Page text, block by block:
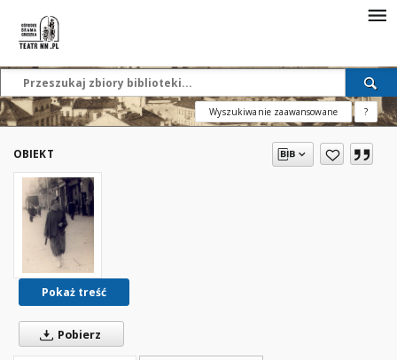
Wyszukiwanie zaawansowane ?
OBIEKT
Pokaż treść
Pobierz